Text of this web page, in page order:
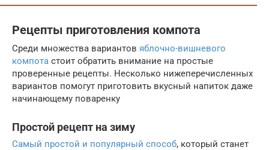
Рецепты приготовления компота
Среди множества вариантов яблочно-вишневого
компота стоит обратить внимание на простые
проверенные рецепты. Несколько нижеперечисленных
вариантов помогут приготовить вкусный напиток даже
начинающему поваренку
Простой рецепт на зиму
Самый простой и популярный способ, который станет